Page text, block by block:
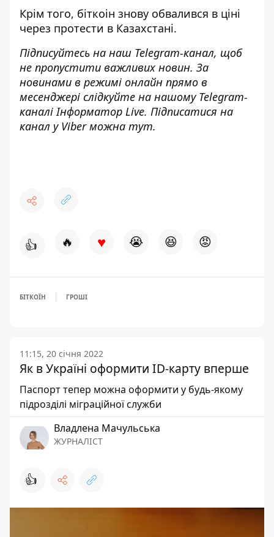
Крім того, біткоін знову обвалився в ціні
через протести в Казахстані.
Підписуйтесь на наш Telegram-канал, щоб
не пропустити важливих новин. За
новинами в режимі онлайн прямо в
месенджері слідкуйте на нашому Telegram-
каналіІнформатор Live. Підписатися на
канал у Viber можна тут.
👍 🔥 ♥ 😭 😆 😡
БІТКОЇН ГРОШІ
11:15, 20 січня 2022
Як в Україні оформити ID-карту вперше
Паспорт тепер можна оформити у будь-якому
підрозділі міграційної служби
Владлена Мачульська
ЖУРНАЛІСТ
👍